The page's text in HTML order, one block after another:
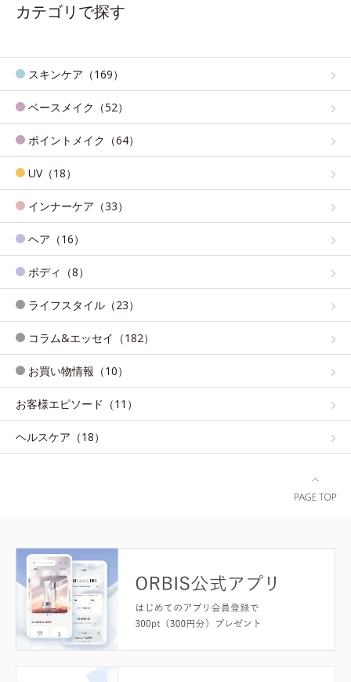
カテゴリで探す
スキンケア（169）
ベースメイク（52）
ポイントメイク（64）
UV（18）
インナーケア（33）
ヘア（16）
ボディ（8）
ライフスタイル（23）
コラム&エッセイ（182）
お買い物情報（10）
お客様エピソード（11）
ヘルスケア（18）